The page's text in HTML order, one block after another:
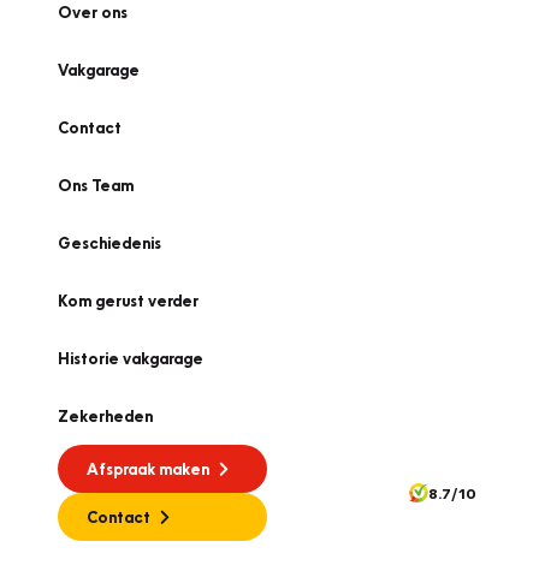
Over ons
Vakgarage
Contact
Ons Team
Geschiedenis
Kom gerust verder
Historie vakgarage
Zekerheden
Afspraak maken
Contact
8.7/10